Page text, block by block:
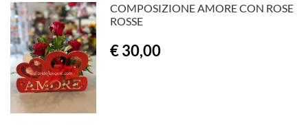
COMPOSIZIONE AMORE CON ROSE
ROSSE
€ 30,00